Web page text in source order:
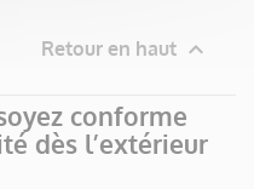
Retour en haut 
conforme
dès l’extérieur